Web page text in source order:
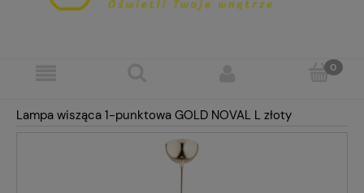
Lampa wisząca 1-punktowa GOLD NOVAL L złoty